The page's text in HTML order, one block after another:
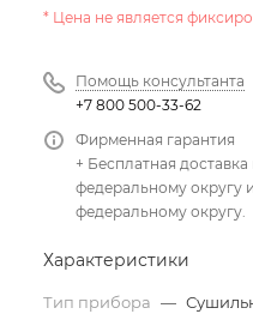
* Цена не является
Помощь консультанта
+7 800 500-33-62
Фирменная гарантия
+ Бесплатная
федеральному округу
федеральному округу.
Характеристики
Тип прибора —